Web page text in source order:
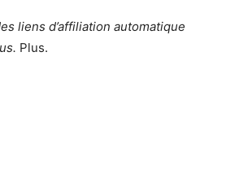
liens d’affiliation automatique
Plus.